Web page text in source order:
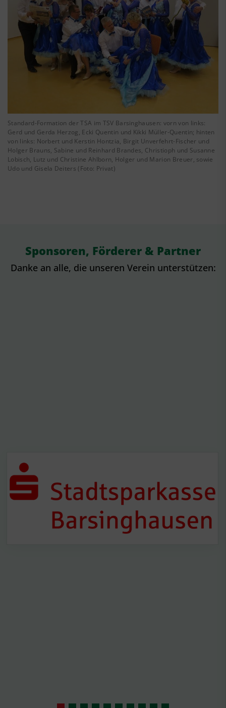
Standard-Formation der TSA im TSV Barsinghausen: vorn von links:
Gerd und Gerda Herzog, Ecki Quentin und Kikki Müller-Quentin; hinten
von links: Norbert und Kerstin Hontzia, Birgit Unverfehrt-Fischer und
Holger Brauns, Sabine und Reinhard Brandes, Christioph und Susanne
Lobisch, Lutz und Christine Ahlborn, Holger und Marion Breuer, sowie
Udo und Gisela Deiters (Foto: Privat)
Sponsoren, Förderer & Partner
Danke an alle, die unseren Verein unterstützen: